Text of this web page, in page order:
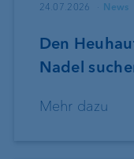
24.07.2026 News
Den
Nadel
Mehr dazu